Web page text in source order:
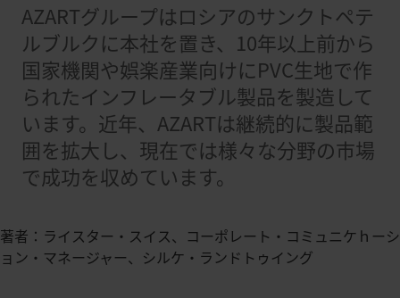
AZARTグループはロシアのサンクトペテ
ルブルクに本社を置き、10年以上前から
国家機関や娯楽産業向けにPVC生地で作
られたインフレータブル製品を製造して
います。近年、AZARTは継続的に製品範
囲を拡大し、現在では様々な分野の市場
で成功を収めています。
著者：ライスター・スイス、コーポレート・コミュニケｈーシ
ョン・マネージャー、シルケ・ランドトゥイング